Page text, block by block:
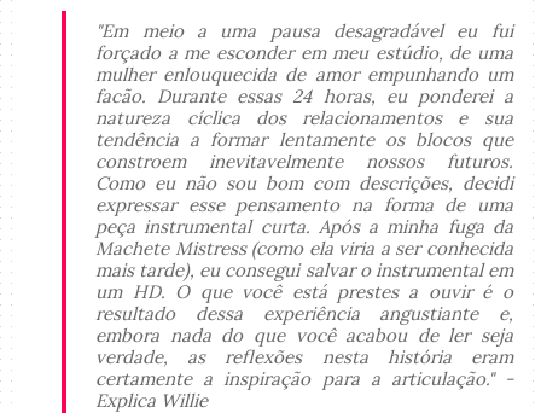
"Em meio a uma pausa desagradável eu fui
forçado a me esconder em meu estúdio, de uma
mulher enlouquecida de amor empunhando um
facão. Durante essas 24 horas, eu ponderei a
natureza cíclica dos relacionamentos e sua
tendência a formar lentamente os blocos que
constroem inevitavelmente nossos futuros.
Como eu não sou bom com descrições, decidi
expressar esse pensamento na forma de uma
peça instrumental curta. Após a minha fuga da
Machete Mistress (como ela viria a ser conhecida
mais tarde), eu consegui salvar o instrumental em
um HD. O que você está prestes a ouvir é o
resultado dessa experiência angustiante e,
embora nada do que você acabou de ler seja
verdade, as reflexões nesta história eram
certamente a inspiração para a articulação." -
Explica Willie